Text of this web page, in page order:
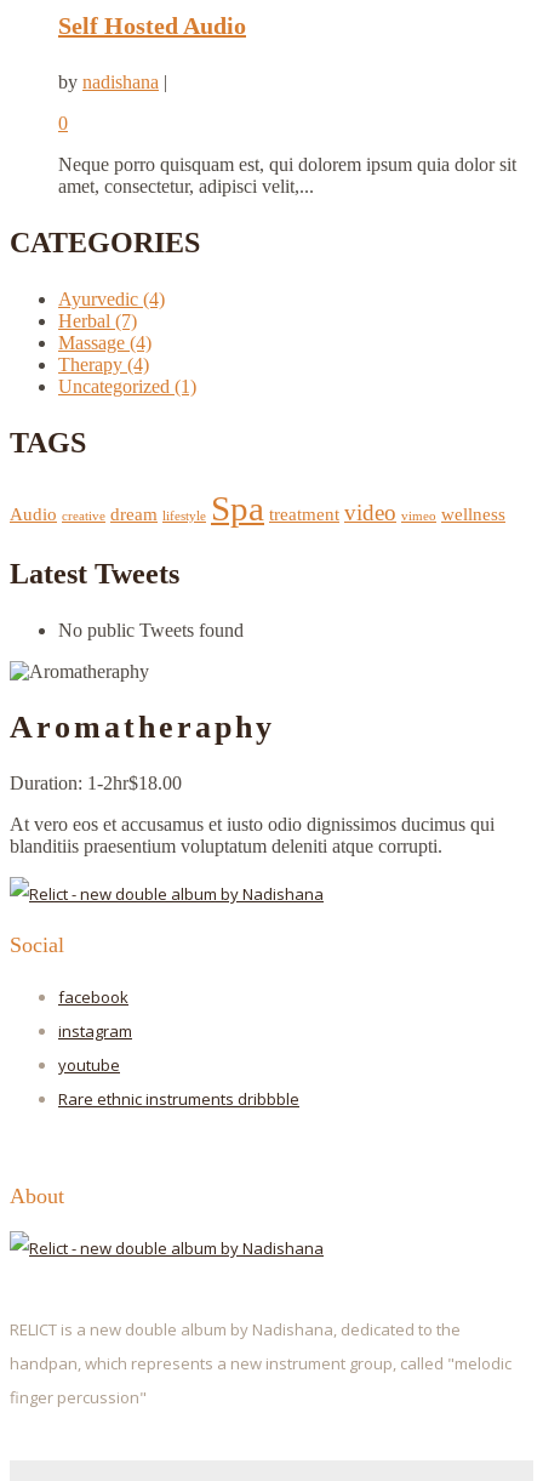
Self Hosted Audio
by nadishana
0
Neque porro quisquam est, qui dolorem ipsum quia dolor sit
amet, consectetur, adipisci velit,...
CATEGORIES
Ayurvedic (4)
Herbal (7)
Massage (4)
Therapy (4)
Uncategorized (1)
TAGS
Audio creative dream lifestyle Spa treatment video vimeo wellness
Latest Tweets
No public Tweets found
Aromatheraphy
Duration: 1-2hr$18.00
At vero eos et accusamus et iusto odio dignissimos ducimus qui
blanditiis praesentium voluptatum deleniti atque corrupti.
Social
facebook
instagram
youtube
Rare ethnic instruments dribbble
About
RELICT is a new double album by Nadishana, dedicated to the
handpan, which represents a new instrument group, called "melodic
finger percussion"